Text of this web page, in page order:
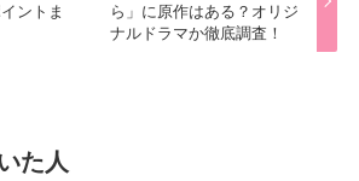
ントま
ら」に原作はある？オリジ
ナルドラマか徹底調査！
た人